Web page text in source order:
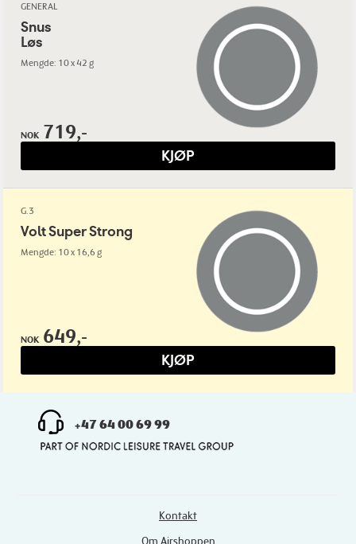
GENERAL
Snus
Løs
Mengde: 10 x 42 g
NOK 719,-
KJØP
G.3
Volt Super Strong
Mengde: 10 x 16,6 g
NOK 649,-
KJØP
+47 64 00 69 99
Kontakt
Om Airshoppen